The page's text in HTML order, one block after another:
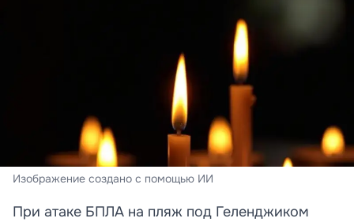
Изображение создано с помощью ИИ
При атаке БПЛА на пляж под Геленджиком